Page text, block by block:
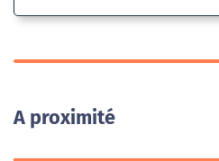
A proximité